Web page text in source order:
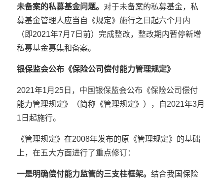
未备案的私募基金问题。 对于未备案的私募基金，私
募基金管理人应当自《规定》施行之日起六个月内
（即2021年7月7日前）完成整改，整改期内暂停新增
私募基金募集和备案。
银保监会公布《保险公司偿付能力管理规定》
2021年1月25日，中国银保监会公布《保险公司偿付
能力管理规定》（简称《管理规定》），自2021年3月
1日起施行。
《管理规定》在2008年发布的原《管理规定》的基础
上，在五大方面进行了重点修订：
一是明确偿付能力监管的三支柱框架。 结合我国保险